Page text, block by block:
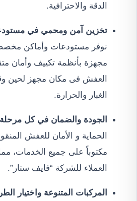
الدقة والاحترافية.
تخزين آمن ومحمي في
نوفر مستودعات وأماكن
مجهزة بأنظمة تكييف وأمان
العفش فى مكان مجهز لحين
الغبار والحرارة.
الجودة والضمان في كل مرحلة
الحماية و الأمان للعفش
مكتوباً على جميع الخدمات،
العملاء للشركة “فايف ستار”.
المركبات المتنوعة واختيار